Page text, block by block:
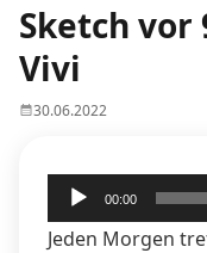
Sketch
Vivi
30.06.2022
Audio-
Player
00:00
Jeden Morgen